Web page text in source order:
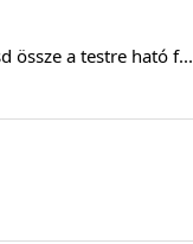
össze a testre ható f...